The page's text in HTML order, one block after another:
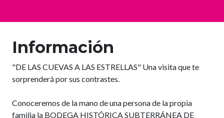
Información
"DE LAS CUEVAS A LAS ESTRELLAS" Una visita que te
sorprenderá por sus contrastes.
Conoceremos de la mano de una persona de la propia
familia la BODEGA HISTÓRICA SUBTERRÁNEA DE